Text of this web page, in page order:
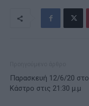
Παρασκευή 12/6/20 στο
Κάστρο στις 21:30 μ.μ